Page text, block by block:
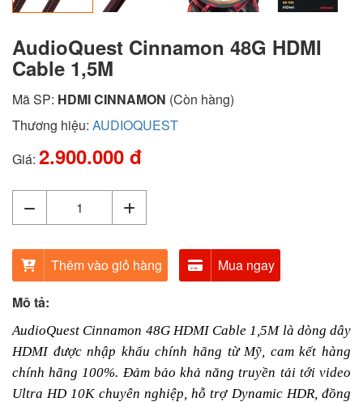
AudioQuest Cinnamon 48G HDMI
Cable 1,5M
Mã SP: HDMI CINNAMON (Còn hàng)
Thương hiệu: AUDIOQUEST
Giá: 2.900.000 đ
Thêm vào giỏ hàng
Mua ngay
Mô tả:
AudioQuest Cinnamon 48G HDMI Cable 1,5M là dòng dây
HDMI được nhập khẩu chính hãng từ Mỹ, cam kết hàng
chính hãng 100%. Đảm bảo khả năng truyền tải tới video
Ultra HD 10K chuyên nghiệp, hỗ trợ Dynamic HDR, đồng